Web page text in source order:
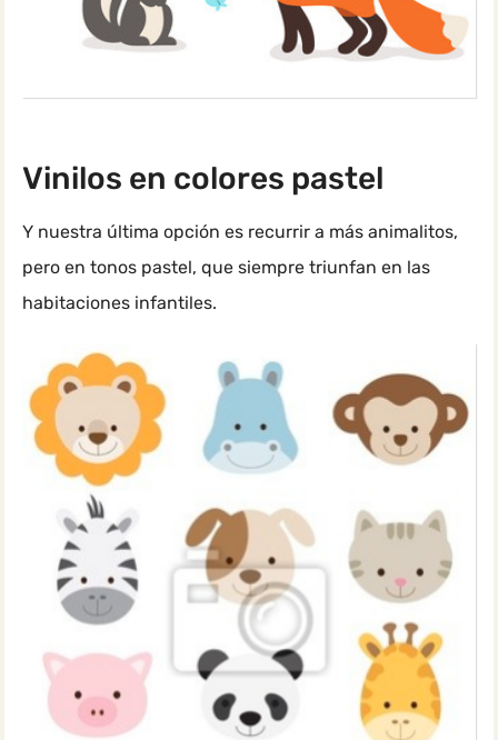
Vinilos en colores pastel
Y nuestra última opción es recurrir a más animalitos,
pero en tonos pastel, que siempre triunfan en las
habitaciones infantiles.